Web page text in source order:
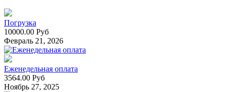
Погрузка
10000.00 Руб
Февраль 21, 2026
Еженедельная оплата
3564.00 Руб
Ноябрь 27, 2025